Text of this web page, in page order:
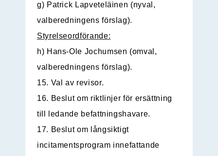
g) Patrick Lapveteläinen (nyval,
valberedningens förslag).
Styrelseordförande:
h) Hans-Ole Jochumsen (omval,
valberedningens förslag).
15. Val av revisor.
16. Beslut om riktlinjer för ersättning
till ledande befattningshavare.
17. Beslut om långsiktigt
incitamentsprogram innefattande